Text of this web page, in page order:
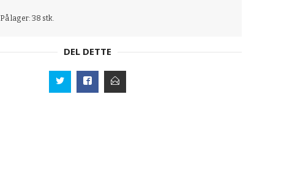
På lager: 38 stk.
DEL DETTE